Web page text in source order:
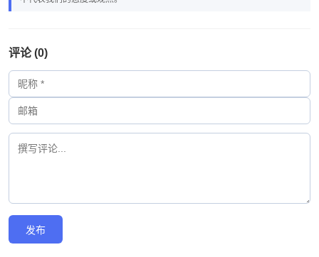
所有内容均由人工智能模型生成，其生成内容的准确性和完整性无法保证，
评论 (0)